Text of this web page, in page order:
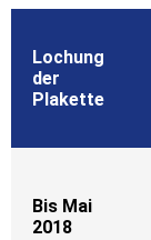
Lochung
der
Plakette
Bis Mai
2018